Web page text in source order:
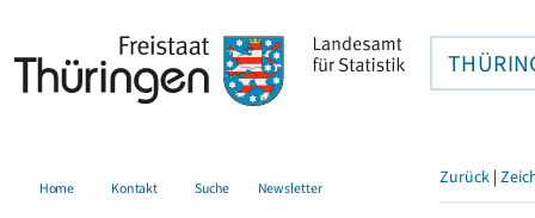
Home Kontakt Suche Newsletter Zurück |